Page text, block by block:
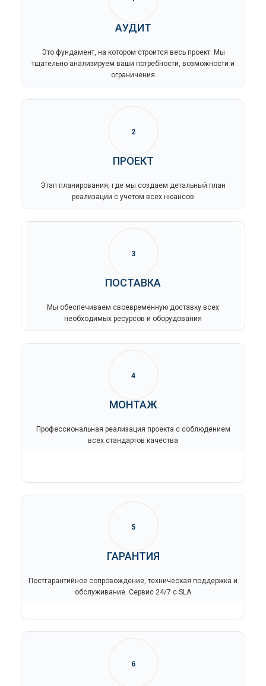
АУДИТ
Это фундамент, на котором строится весь проект. Мы
тщательно анализируем ваши потребности, возможности и
ограничения
2
ПРОЕКТ
Этап планирования, где мы создаем детальный план
реализации с учетом всех нюансов
3
ПОСТАВКА
Мы обеспечиваем своевременную доставку всех
необходимых ресурсов и оборудования
4
МОНТАЖ
Профессиональная реализация проекта с соблюдением
всех стандартов качества
5
ГАРАНТИЯ
Постгарантийное сопровождение, техническая поддержка и
обслуживание. Сервис 24/7 с SLA
6